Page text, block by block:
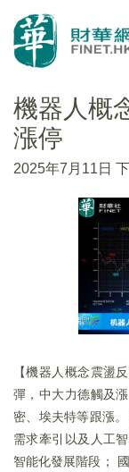
機器人概
漲停
2025年7月11日
【機器人概念震盪
彈，中大力德觸及
密、埃夫特等跟漲
需求牽引以及人工
智能化發展階段；